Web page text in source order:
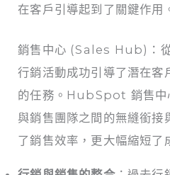
在客戶引導起到了關鍵作用
銷售中心 (Sales Hub)：
行銷活動成功引導了潛在客
的任務。HubSpot 銷售中
與銷售團隊之間的無縫銜接
了銷售效率，更大幅縮短了